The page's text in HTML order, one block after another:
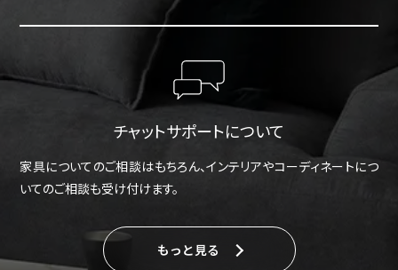
チャットサポートについて
家具についてのご相談はもちろん、インテリアやコーディネートにつ
いてのご相談も受け付けます。
もっと見る